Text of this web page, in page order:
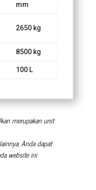
mm
2650 kg
8500 kg
100 L
merupakan unit
Anda dapat
website ini